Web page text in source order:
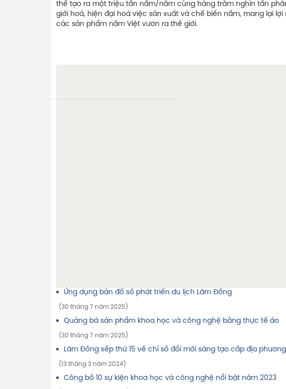
thể tạo ra một triệu tấn nấm/năm cùng hàng trăm nghìn tấn
giới hoá, hiện đại hoá việc sản xuất và chế biến nấm, mang lại
các sản phẩm nấm Việt vươn ra thế giới.
Ứng dụng bản đồ số phát triển du lịch Lâm Đồng
(30 tháng 7 năm 2025)
Quảng bá sản phẩm khoa học và công nghệ bằng thực tế ảo
(30 tháng 7 năm 2025)
Lâm Đồng xếp thứ 15 về chỉ số đổi mới sáng tạo cấp địa
(13 tháng 3 năm 2024)
Công bố 10 sự kiện khoa học và công nghệ nổi bật năm 2023